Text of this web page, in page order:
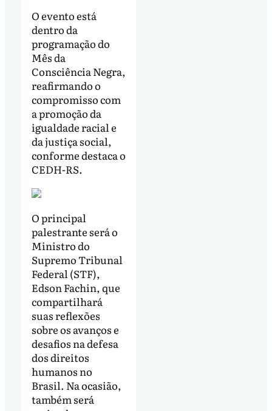
O evento está
dentro da
programação do
Mês da
Consciência Negra,
reafirmando o
compromisso com
a promoção da
igualdade racial e
da justiça social,
conforme destaca o
CEDH-RS.
O principal
palestrante será o
Ministro do
Supremo Tribunal
Federal (STF),
Edson Fachin, que
compartilhará
suas reflexões
sobre os avanços e
desafios na defesa
dos direitos
humanos no
Brasil. Na ocasião,
também será